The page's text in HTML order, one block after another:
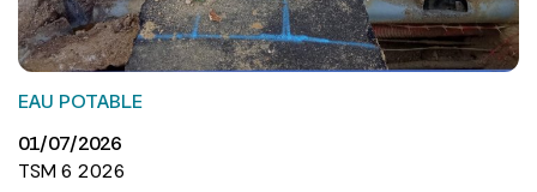
EAU POTABLE
01/07/2026
TSM 6 2026